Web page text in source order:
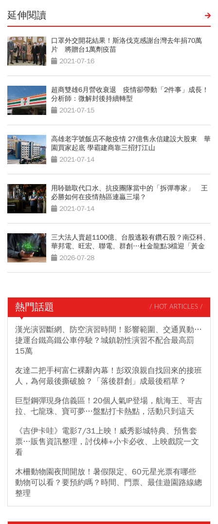
延伸閱讀
口罩外交開花結果！斯洛伐克感謝台灣去年捐70萬
片 將贈台1萬劑疫苗
2021-07-16
超商雙雄6月營收衰退 疫情卻帶動「2件事」成長！
分析師：微解封後持續轉型
2021-07-15
高雄老字號飯店不敵疫情 27億售永信建設大股東 華
園買家起底 學霸建商靠三招打江山
2021-07-14
用聆聽取代口水、抗疫團隊當中的「拆彈專家」 王
必勝如何在疫情熱區連贏三場？
2021-07-14
三大法人賣超1100億、台股逃殺有鑽石股？南亞科、
華邦電、旺宏、聯電、群創…杜金龍點3檔迎「黃金
坑」買點
2026-07-28
熱門話題 / HOT ARTICLES /
漢光演習斷網、防空演習時間！影響範圍、交通異動…
捷運台鐵高鐵公車停駛？城鎮韌性演習不配合最高罰
15萬
友達二把手柯富仁裸辭內幕！彭双浪親自找回來的接班
人，為何最後撕破臉？「落後群創」成最後稻草？
巨型鋼彈現身信義區！20個人氣IP登場，航海王、哥吉
拉、七龍珠、寶可夢…盤點打卡熱點，活動只到這天
《吉伊卡哇》電影7/31上映！威秀影城特典、預售套
票…販售資訊整理，討伐棒+小卡必收、上映戲院一文
看
木柵動物園夜間開放！暑假限定、60元星光票有哪些
動物可以看？要預約嗎？時間、門票、最佳遊園路線總
整理